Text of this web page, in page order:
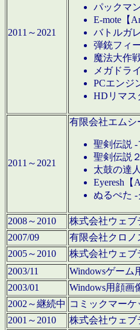
2011～2021
パックマ
E-mote【
バトルガ
弾銃フィ
魔法大作
メガドラ
PCエンジ
HDリマス
2011～2021
有限会社エムシ
聖剣伝説 -
聖剣伝説
太鼓の達
Eyeresh【
ぬるぺた -
2008～2010
株式会社ウェブ
2007/09
有限会社クロノ
2005～2010
株式会社ウェブ
2003/11
Windowsゲーム
2003/01
Windows用顔画
2002～継続中 コミックマーケ
2001～2010
株式会社ウェブ